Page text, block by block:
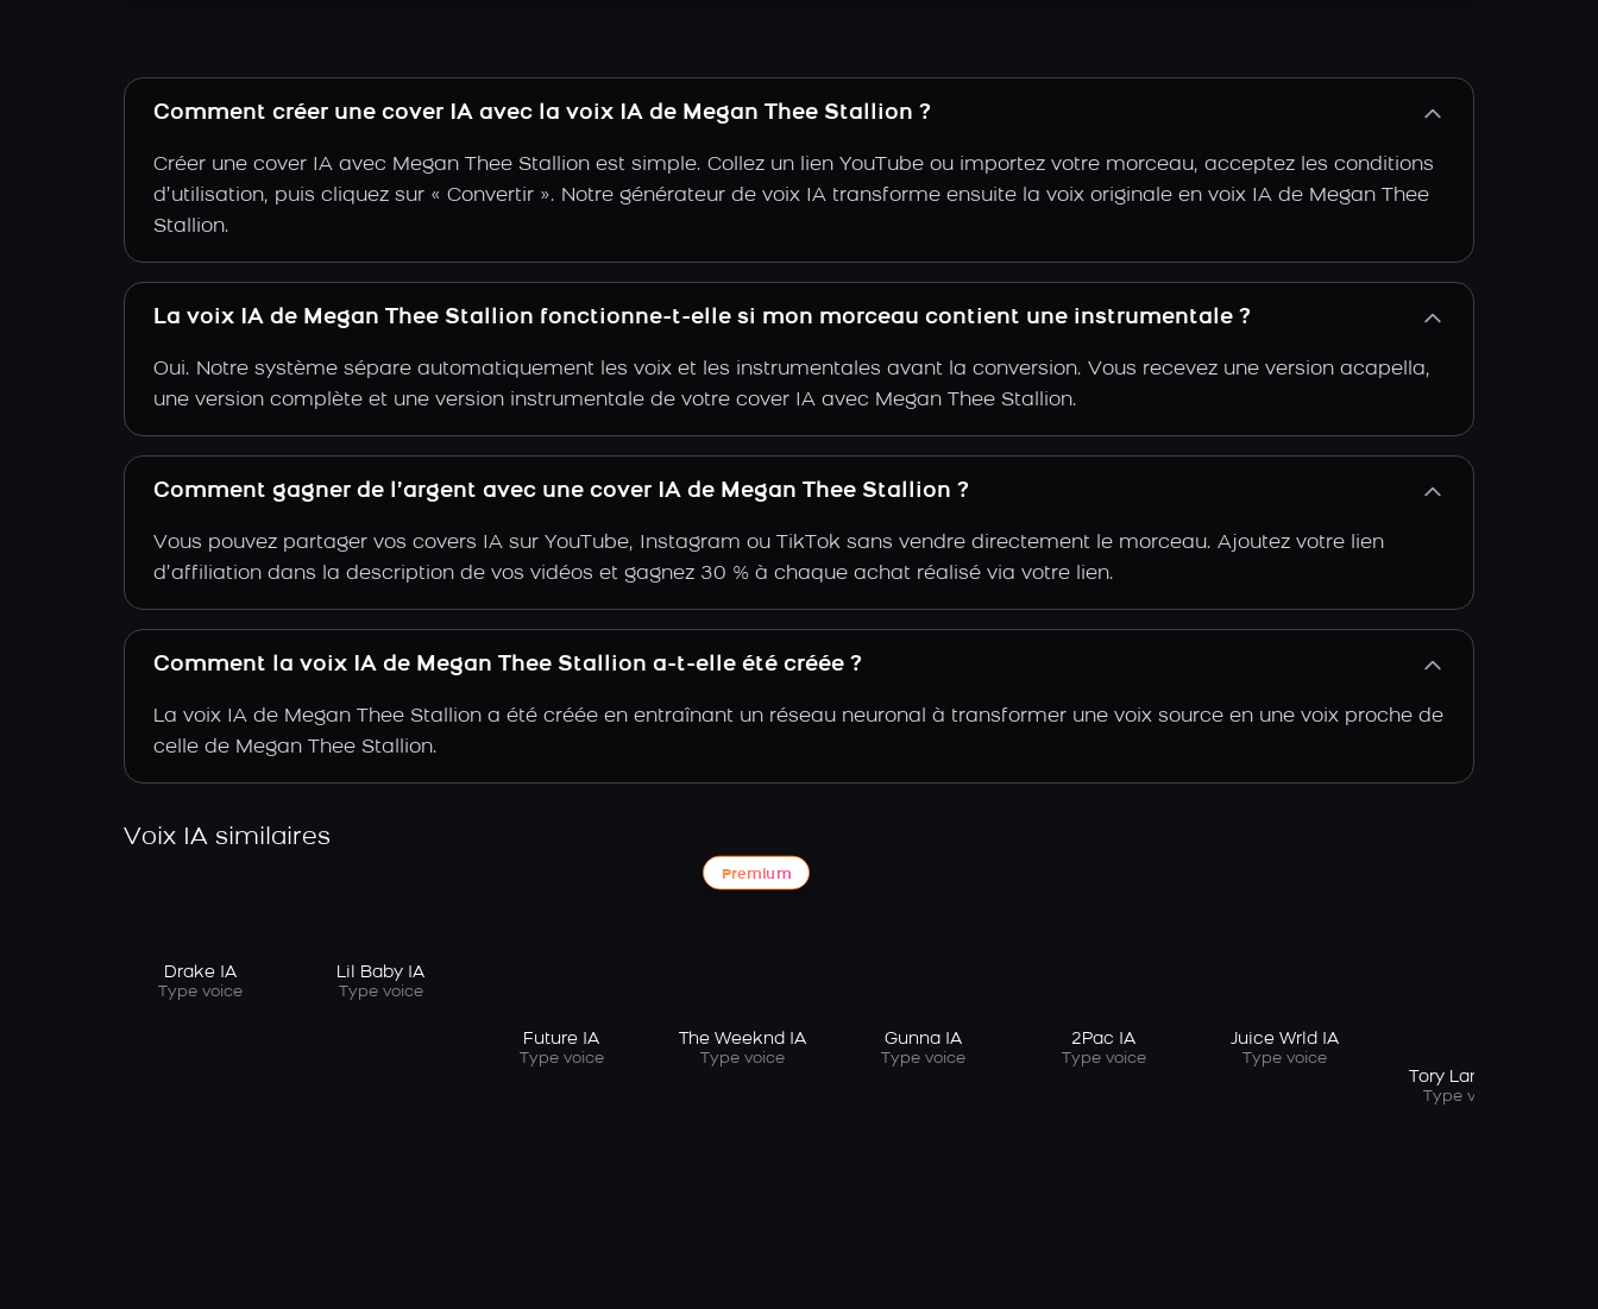
Comment créer une cover IA avec la voix IA de Megan Thee Stallion ?
Créer une cover IA avec Megan Thee Stallion est simple. Collez un lien YouTube ou importez votre morceau, acceptez les conditions
d’utilisation, puis cliquez sur « Convertir ». Notre générateur de voix IA transforme ensuite la voix originale en voix IA de Megan Thee
Stallion.
La voix IA de Megan Thee Stallion fonctionne-t-elle si mon morceau contient une instrumentale ?
Oui. Notre système sépare automatiquement les voix et les instrumentales avant la conversion. Vous recevez une version acapella,
une version complète et une version instrumentale de votre cover IA avec Megan Thee Stallion.
Comment gagner de l’argent avec une cover IA de Megan Thee Stallion ?
Vous pouvez partager vos covers IA sur YouTube, Instagram ou TikTok sans vendre directement le morceau. Ajoutez votre lien
d’affiliation dans la description de vos vidéos et gagnez 30 % à chaque achat réalisé via votre lien.
Comment la voix IA de Megan Thee Stallion a-t-elle été créée ?
La voix IA de Megan Thee Stallion a été créée en entraînant un réseau neuronal à transformer une voix source en une voix proche de
celle de Megan Thee Stallion.
Voix IA similaires
Drake IA
Type voice
Lil Baby IA
Type voice
Future IA
Type voice
Premium
The Weeknd IA
Type voice
Gunna IA
Type voice
2Pac IA
Type voice
Juice Wrld IA
Type voice
Tory Lanez IA
Type voice